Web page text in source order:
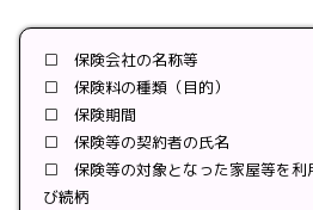
□ 保険会社の名称等
□ 保険料の種類（目的）
□ 保険期間
□ 保険等の契約者の氏名
□ 保険等の対象となった家屋等を利
び続柄